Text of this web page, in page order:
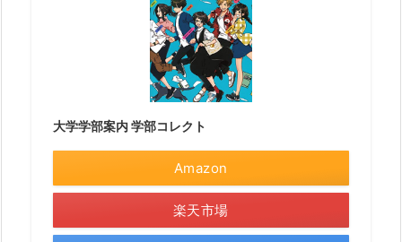
大学学部案内 学部コレクト
Amazon
楽天市場